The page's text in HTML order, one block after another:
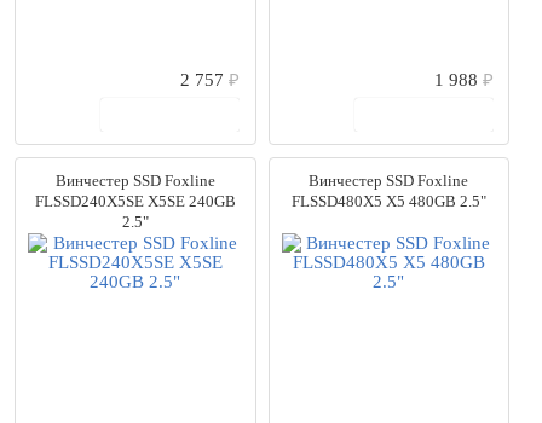
2 757₽
1 988 ₽
Винчестер SSD Foxline
FLSSD240X5SE X5SE 240GB
2.5"
Винчестер SSD Foxline
FLSSD480X5 X5 480GB 2.5"